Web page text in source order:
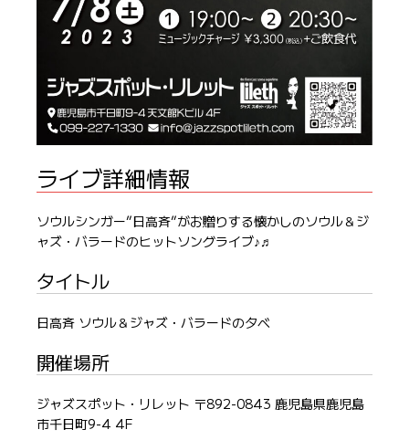
ライブ詳細情報
ソウルシンガー”日高斉”がお贈りする懐かしのソウル＆ジ
ャズ・バラードのヒットソングライブ♪♬
タイトル
日高斉 ソウル＆ジャズ・バラードの夕べ
開催場所
ジャズスポット・リレット 〒892-0843 鹿児島県鹿児島
市千日町9-4 4F